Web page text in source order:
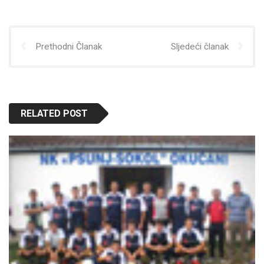
Prethodni Članak Sljedeći članak
RELATED POST